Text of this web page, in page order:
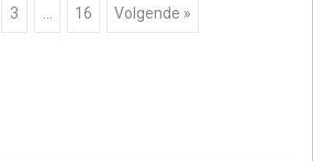
3 16 Volgende »